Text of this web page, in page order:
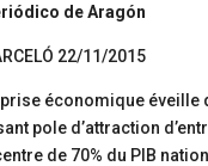
de Aragón
22/11/2015
économique éveille
pole d’attraction
de 70% du PIB